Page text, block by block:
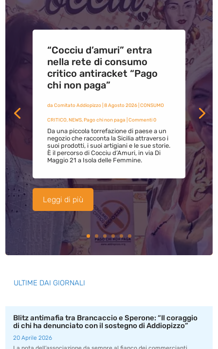
“Cocciu d’amuri” entra
nella rete di consumo
critico antiracket “Pago
chi non paga”
da Comitato Addiopizzo| 8 Agosto 2026| CONSUMO
CRITICO,NEWS,Pago chi non paga | Commenti 0
Da una piccola torrefazione di paese a un
negozio che racconta la Sicilia attraverso i
suoi prodotti, i suoi artigiani e le sue storie.
È il percorso di Cocciu d’Amuri, in via Di
Maggio 21 a Isola delle Femmine.
Leggi di più
ULTIME DAI GIORNALI
Blitz antimafia tra Brancaccio e Sperone: “Il coraggio
di chi ha denunciato con il sostegno di Addiopizzo”
20 Aprile 2026